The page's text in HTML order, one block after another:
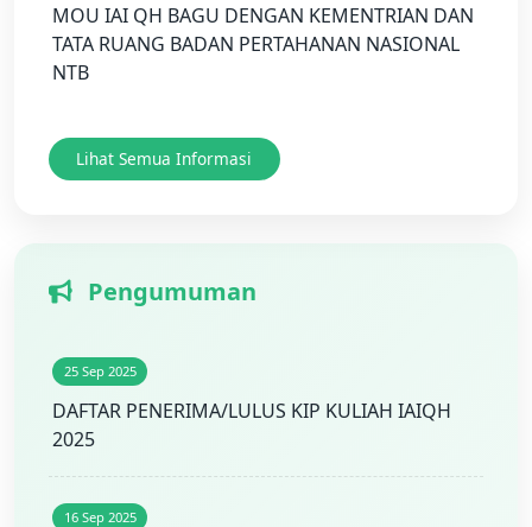
MOU IAI QH BAGU DENGAN KEMENTRIAN DAN
TATA RUANG BADAN PERTAHANAN NASIONAL
NTB
Lihat Semua Informasi
Pengumuman
25 Sep 2025
DAFTAR PENERIMA/LULUS KIP KULIAH IAIQH
2025
16 Sep 2025